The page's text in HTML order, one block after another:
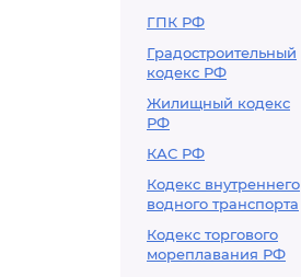
ГПК РФ
Градостроительный
кодекс РФ
Жилищный кодекс
РФ
КАС РФ
Кодекс внутреннего
водного транспорта
Кодекс торгового
мореплавания РФ